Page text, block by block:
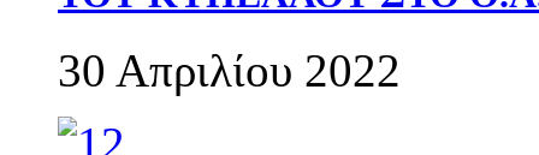
30 Απριλίου 2022